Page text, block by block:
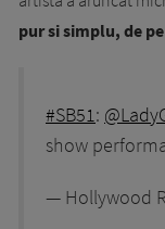
pur si simplu, de
#SB51:
show
— Hollywood